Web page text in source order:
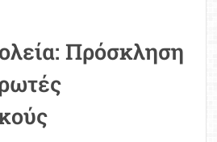
Πρόσκληση